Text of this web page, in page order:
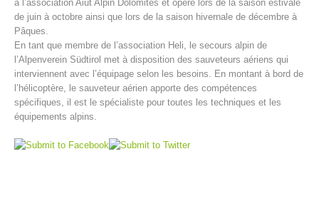
à l’association Aiut Alpin Dolomites et opère lors de la saison estivale
de juin à octobre ainsi que lors de la saison hivernale de décembre à
Pâques.
En tant que membre de l’association Heli, le secours alpin de
l’Alpenverein Südtirol met à disposition des sauveteurs aériens qui
interviennent avec l’équipage selon les besoins. En montant à bord de
l’hélicoptère, le sauveteur aérien apporte des compétences
spécifiques, il est le spécialiste pour toutes les techniques et les
équipements alpins.